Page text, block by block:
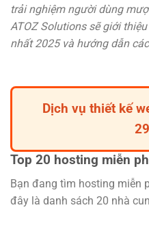
trải nghiệm người dùng
ATOZ Solutions sẽ giới
nhất 2025 và hướng dẫn
Dịch vụ thiết kế
Top 20 hosting miễn
Bạn đang tìm hosting miễn
đây là danh sách 20 nhà